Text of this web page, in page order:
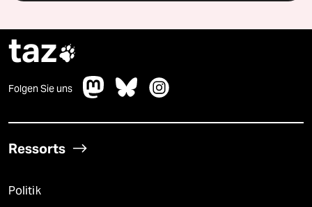
taz
Folgen Sie uns
Ressorts
Politik